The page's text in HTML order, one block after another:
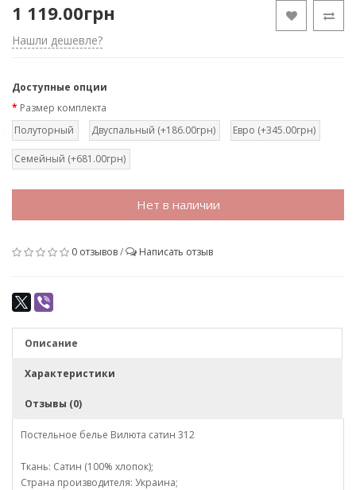
1 119.00грн
Нашли дешевле?
Доступные опции
Размер комплекта
Полуторный
Двуспальный (+186.00грн) Евро (+345.00грн)
Семейный (+681.00грн)
Нет в наличии
0 отзывов/ Написать отзыв
Описание
Характеристики
Отзывы (0)
Постельное белье Вилюта сатин 312
Ткань: Сатин (100% хлопок);
Страна производителя: Украина;